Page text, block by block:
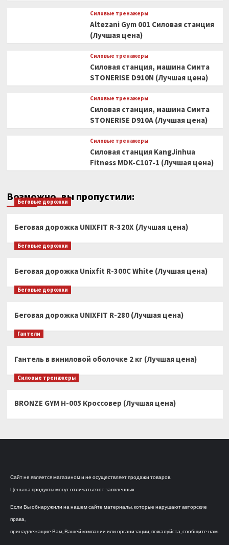
Силовые тренажеры
Altezani Gym 001 Силовая станция
(Лучшая цена)
Силовые тренажеры
Силовая станция, машина Смита
STONERISE D910N (Лучшая цена)
Силовые тренажеры
Силовая станция, машина Смита
STONERISE D910A (Лучшая цена)
Силовые тренажеры
Силовая станция KangJinhua
Fitness MDK-C107-1 (Лучшая цена)
Возможно, вы пропустили:
Беговые дорожки
Беговая дорожка UNIXFIT R-320X (Лучшая цена)
Беговые дорожки
Беговая дорожка Unixfit R-300C White (Лучшая цена)
Беговые дорожки
Беговая дорожка UNIXFIT R-280 (Лучшая цена)
Гантели
Гантель в виниловой оболочке 2 кг (Лучшая цена)
Силовые тренажеры
BRONZE GYM H-005 Кроссовер (Лучшая цена)
Сайт не является магазином и не осуществляет продажи товаров.
Цены на продукты могут отличаться от заявленных.
Если Вы обнаружили на нашем сайте материалы, которые нарушают авторские
права,
принадлежащие Вам, Вашей компании или организации, пожалуйста, сообщите нам.